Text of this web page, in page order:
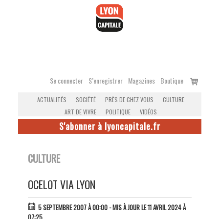
Se connecter S’enregistrer Magazines Boutique
Voir
ACTUALITÉS SOCIÉTÉ PRÈS DE CHEZ VOUS
CULTURE
ART DE VIVRE
POLITIQUE VIDÉOS
S'abonner à lyoncapitale.fr
CULTURE
OCELOT VIA LYON
5 SEPTEMBRE 2007 À 00:00- MIS À JOUR LE 11 AVRIL 2024 À